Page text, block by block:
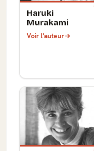
Haruki
Murakami
Voir l'auteur